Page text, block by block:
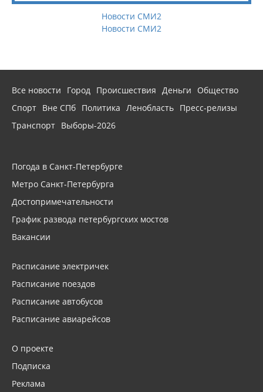
Новости СМИ2
Новости СМИ2
Все новости Город Происшествия Деньги
Общество
Спорт Вне СПб Политика Ленобласть Пресс-релизы
Транспорт Выборы-2026
Погода в Санкт-Петербурге
Метро Санкт-Петербурга
Достопримечательности
График развода петербургских мостов
Вакансии
Расписание электричек
Расписание поездов
Расписание автобусов
Расписание авиарейсов
О проекте
Подписка
Реклама